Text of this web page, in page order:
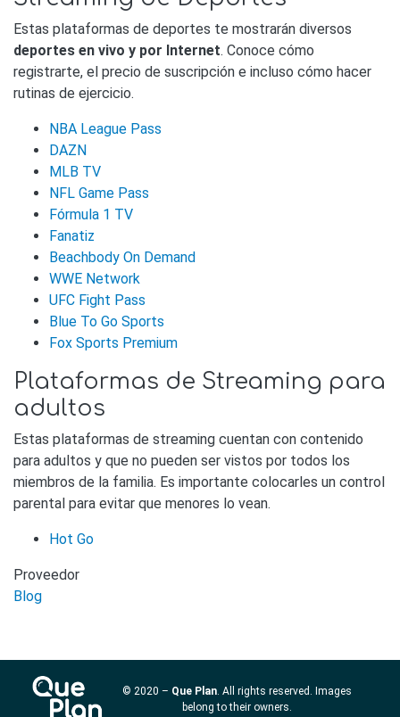
Estas plataformas de deportes te mostrarán diversos
deportes en vivo y por Internet. Conoce cómo
registrarte, el precio de suscripción e incluso cómo hacer
rutinas de ejercicio.
NBA League Pass
DAZN
MLB TV
NFL Game Pass
Fórmula 1 TV
Fanatiz
Beachbody On Demand
WWE Network
UFC Fight Pass
Blue To Go Sports
Fox Sports Premium
Plataformas de Streaming para
adultos
Estas plataformas de streaming cuentan con contenido
para adultos y que no pueden ser vistos por todos los
miembros de la familia. Es importante colocarles un control
parental para evitar que menores lo vean.
Hot Go
Proveedor
Blog
© 2020 – Que Plan . All rights reserved. Images
belong to their owners.